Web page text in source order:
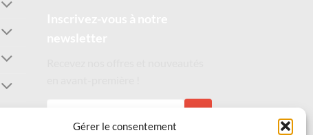
Gérer le consentement